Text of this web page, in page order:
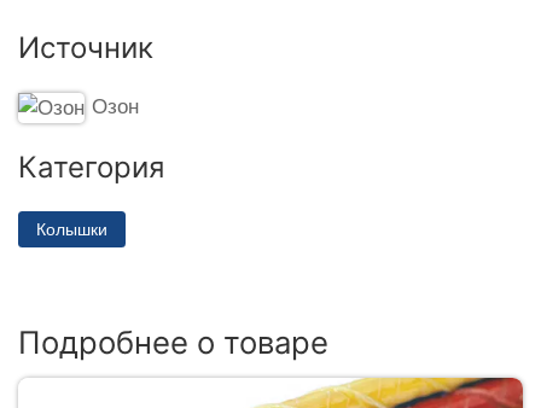
Источник
Озон
Категория
Колышки
Подробнее о товаре